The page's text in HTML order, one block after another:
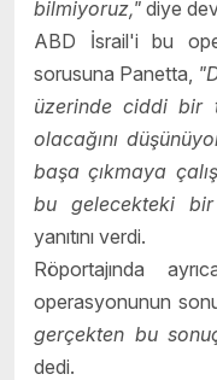
bilmiyoruz," diye
ABD İsrail'i bu
sorusuna Panetta,
üzerinde ciddi bir
olacağını
başa çıkmaya
bu gelecekteki
yanıtını verdi.
Röportajında
operasyonunun
gerçekten bu
dedi.